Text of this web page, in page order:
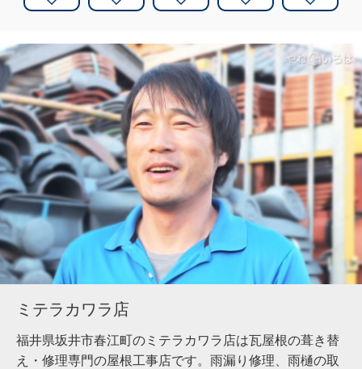
ミテラカワラ店
福井県坂井市春江町のミテラカワラ店は瓦屋根の葺き替
え・修理専門の屋根工事店です。雨漏り修理、雨樋の取